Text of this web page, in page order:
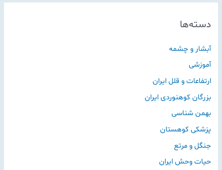
دسته‌ها
آبشار و چشمه
آموزشی
ارتفاعات و قلل ایران
بزرگان کوهنوردی ایران
بهمن شناسی
پزشکی کوهستان
جنگل و مرتع
حیات وحش ایران